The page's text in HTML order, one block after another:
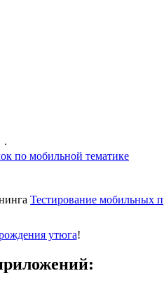
.
по мобильной тематике
Тестирование мобильных
утюга!